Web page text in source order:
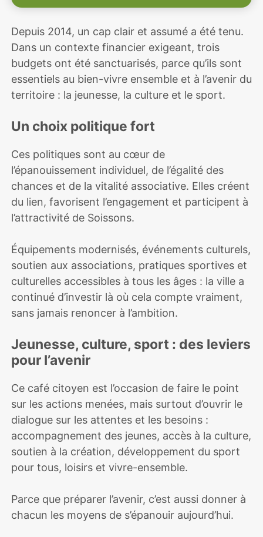
Depuis 2014, un cap clair et assumé a été tenu.
Dans un contexte financier exigeant, trois
budgets ont été sanctuarisés, parce qu’ils sont
essentiels au bien-vivre ensemble et à l’avenir du
territoire : la jeunesse, la culture et le sport.
Un choix politique fort
Ces politiques sont au cœur de
l’épanouissement individuel, de l’égalité des
chances et de la vitalité associative. Elles créent
du lien, favorisent l’engagement et participent à
l’attractivité de Soissons.
Équipements modernisés, événements culturels,
soutien aux associations, pratiques sportives et
culturelles accessibles à tous les âges : la ville a
continué d’investir là où cela compte vraiment,
sans jamais renoncer à l’ambition.
Jeunesse, culture, sport : des leviers
pour l’avenir
Ce café citoyen est l’occasion de faire le point
sur les actions menées, mais surtout d’ouvrir le
dialogue sur les attentes et les besoins :
accompagnement des jeunes, accès à la culture,
soutien à la création, développement du sport
pour tous, loisirs et vivre-ensemble.
Parce que préparer l’avenir, c’est aussi donner à
chacun les moyens de s’épanouir aujourd’hui.